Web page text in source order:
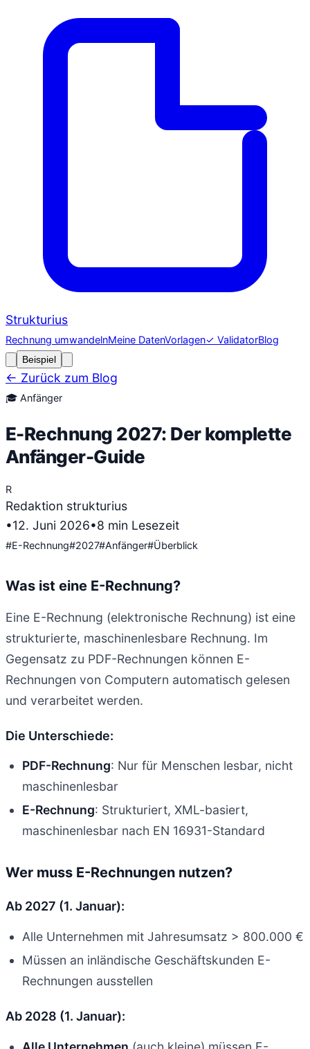
Strukturius
Rechnung umwandelnMeine DatenVorlagen✓ ValidatorBlog
Beispiel
← Zurück zum Blog
🎓 Anfänger
E-Rechnung 2027: Der komplette
Anfänger-Guide
R
Redaktion strukturius
•12. Juni 2026•8 min Lesezeit
#E-Rechnung#2027#Anfänger#Überblick
Was ist eine E-Rechnung?
Eine E-Rechnung (elektronische Rechnung) ist eine
strukturierte, maschinenlesbare Rechnung. Im
Gegensatz zu PDF-Rechnungen können E-
Rechnungen von Computern automatisch gelesen
und verarbeitet werden.
Die Unterschiede:
PDF-Rechnung: Nur für Menschen lesbar, nicht
maschinenlesbar
E-Rechnung: Strukturiert, XML-basiert,
maschinenlesbar nach EN 16931-Standard
Wer muss E-Rechnungen nutzen?
Ab 2027 (1. Januar):
Alle Unternehmen mit Jahresumsatz > 800.000 €
Müssen an inländische Geschäftskunden E-
Rechnungen ausstellen
Ab 2028 (1. Januar):